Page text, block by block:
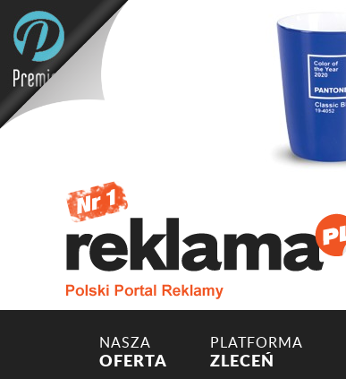
NASZA
OFERTA
PLATFORMA
ZLECEŃ